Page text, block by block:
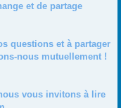
et de partage
questions et à partager
nous mutuellement !
vous invitons à lire